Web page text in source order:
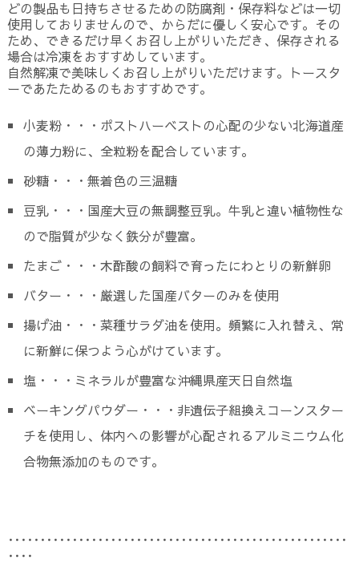
どの製品も日持ちさせるための防腐剤・保存料などは一切
使用しておりませんので、からだに優しく安心です。その
ため、できるだけ早くお召し上がりいただき、保存される
場合は冷凍をおすすめしています。
自然解凍で美味しくお召し上がりいただけます。トースタ
ーであたためるのもおすすめです。
小麦粉・・・ポストハーベストの心配の少ない北海道産
の薄力粉に、全粒粉を配合しています。
砂糖・・・無着色の三温糖
豆乳・・・国産大豆の無調整豆乳。牛乳と違い植物性な
ので脂質が少なく鉄分が豊富。
たまご・・・木酢酸の飼料で育ったにわとりの新鮮卵
バター・・・厳選した国産バターのみを使用
揚げ油・・・菜種サラダ油を使用。頻繁に入れ替え、常
に新鮮に保つよう心がけています。
塩・・・ミネラルが豊富な沖縄県産天日自然塩
ベーキングパウダー・・・非遺伝子組換えコーンスター
チを使用し、体内への影響が心配されるアルミニウム化
合物無添加のものです。
･････････････････････････････････････････････････････
････